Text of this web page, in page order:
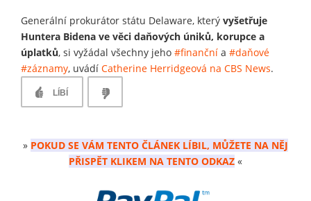
Generální prokurátor státu Delaware, který vyšetřuje
Huntera Bidena ve věci daňových úniků, korupce a
úplatků, si vyžádal všechny jeho #finanční a #daňové
#záznamy, uvádí Catherine Herridgeová na CBS News.
LÍBÍ
» POKUD SE VÁM TENTO ČLÁNEK LÍBIL, MŮŽETE NA NĚJ
PŘISPĚT KLIKEM NA TENTO ODKAZ «